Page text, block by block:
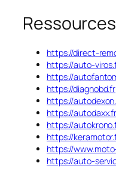
https://direct-
https://auto-
https://
https://diagnobd.fr
https://
https://autodaxx.fr
https://
https://
https://
https://auto-